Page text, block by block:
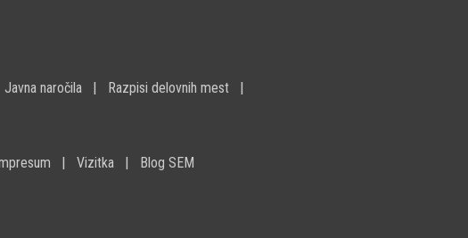
Javna naročila
Razpisi delovnih mest
Vizitka Blog SEM